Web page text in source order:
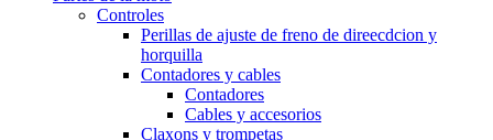
Controles
Perillas de ajuste de freno de direecdcion y
horquilla
Contadores y cables
Contadores
Cables y accesorios
Claxons y trompetas